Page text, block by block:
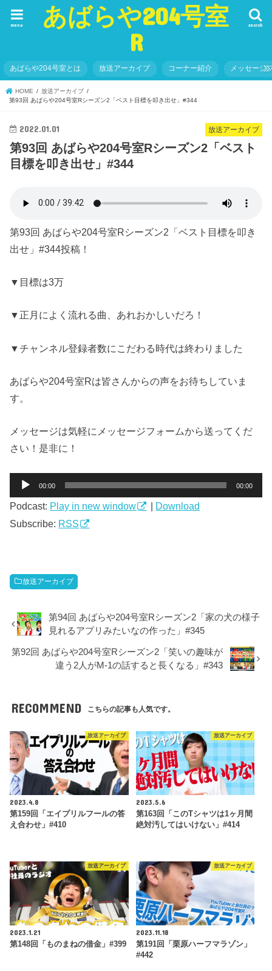
あばらや204号室
R
search
menu
あばらや204号室とは 放送アーカイブ コーナー紹介 メッセージ
HOME
放送アーカイブ
第93回 あばらや204号室Rシーズン2「ベスト目標を叩き出せ」#344
放送アーカイブ
2022.01.01
第93回 あばらや204号室Rシーズン2「ベスト
目標を叩き出せ」#344
第93回 あばらや204号室Rシーズン2「ベスト目標を叩き
出せ」#344投稿！
▼目標は3万
▼正月によく流れる曲、あれおかしいだろ！
▼チャンネル登録者数にこだわる時代は終わりました
あばらや204号室Rは皆さんからの声をお待ちしていま
す。
メッセージは気軽にメッセージフォームから送ってくだ
さい！是非に！
プ
レ
00:00 00:00
Podcast: Play in new window | Download
Subscribe: RSS
放送アーカイブ
第94回 あばらや204号室Rシーズン2「家の犬の様子
見れるアプリみたいなの作った」#345
第92回 あばらや204号室Rシーズン2「笑いの趣味が
違う2人がM-1の話すると長くなる」#343
RECOMMEND こちらの記事も人気です。
放送アーカイブ
2023.4.8
第159回「エイプリルフールの答
え合わせ」#410
放送アーカイブ
2023.5.6
第163回「このTシャツは1ヶ月間
絶対汚してはいけない」#414
放送アーカイブ
2023.1.21
第148回「ものまねの借金」#399
放送アーカイブ
2023.11.18
第191回「栗原ハーフマラゾン」
#442